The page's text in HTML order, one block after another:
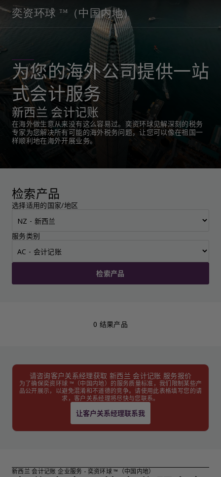
奕资环球 ™（中国内地）
为您的海外公司提供一站
式会计服务
新西兰 会计记账
在海外做生意从来没有这么容易过。奕资环球见解深刻的税务
专家为您解决所有可能的海外税务问题，让您可以像在祖国一
样顺利地在海外开展业务。
检索产品
选择适用的国家/地区
服务类别
检索产品
0 结果产品
请咨询客户关系经理获取 新西兰 会计记账 服务报价
为了确保奕资环球 ™（中国内地）的服务质量标准，我们限制某些产
品公开展示，以避免混淆和不道德的竞争。请使用此表格填写您的请
求，客户关系经理将尽快与您联系。
让客户关系经理联系我
新西兰 会计记账 企业服务 - 奕资环球 ™（中国内地）